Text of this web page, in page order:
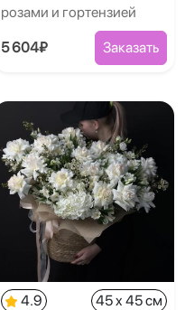
розами и гортензией
5 604₽ Заказать
4.9
45 x 45 см